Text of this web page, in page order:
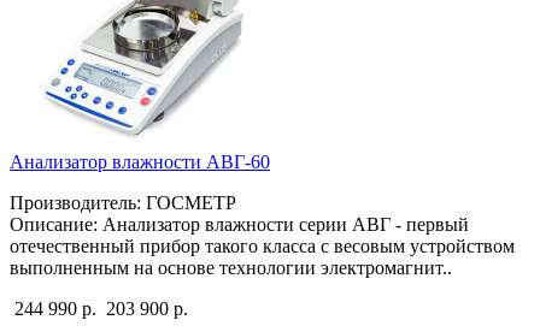
Анализатор влажности АВГ-60
Производитель: ГОСМЕТР
Описание: Анализатор влажности серии АВГ - первый
отечественный прибор такого класса с весовым устройством
выполненным на основе технологии электромагнит..
244 990 р. 203 900 р.